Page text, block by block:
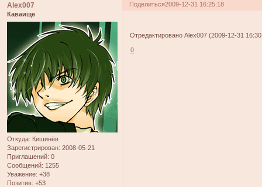
Поделиться2009-12-31 16:25:18
Alex007
Каваище
Откуда: Кишинёв
Зарегистрирован: 2008-05-21
Приглашений: 0
Сообщений: 1255
Уважение: +38
Позитив: +53
Отредактировано Alex007 (2009-12-31
0